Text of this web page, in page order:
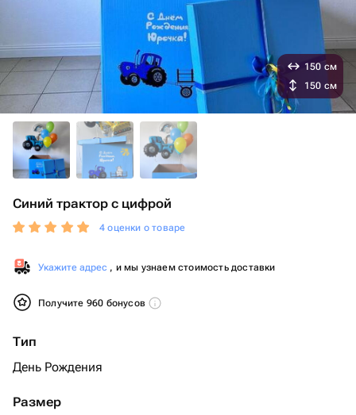
Синий трактор с цифрой
4 оценки о товаре
Укажите адрес , и мы узнаем стоимость доставки
Получите 960 бонусов
Тип
День Рождения
Размер
150 см
150 см